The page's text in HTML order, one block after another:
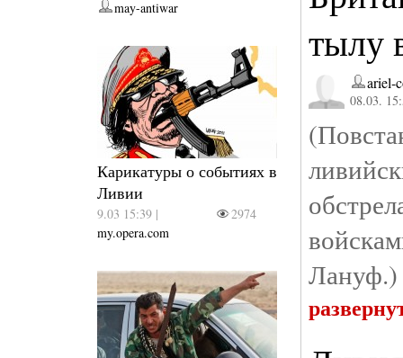
may-antiwar
Карикатуры о событиях в
Ливии
9.03 15:39 |
2974
my.opera.com
тылу
ariel-
08.03.
Лануф.)